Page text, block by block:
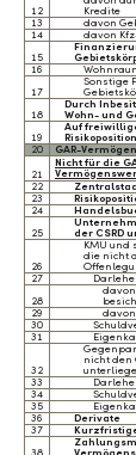
12
Kredite
13
davon
14
davon
15
16
17
Sonstige
18
Durch
Wohn- und
19
Auf
20
GAR-
21
Nicht für die
22
23
24
25
der CSRD
26
KMU und
die nicht
27
28
29
30
31
32
nicht den
33
34
35
36
Derivate
37